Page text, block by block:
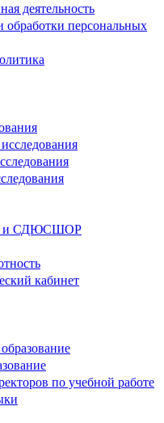
деятельность
персональных
СДЮСШОР
кабинет
по учебной работе